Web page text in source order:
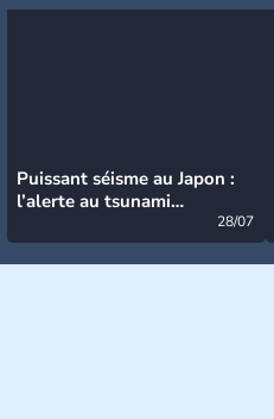
Puissant séisme au Japon :
l’alerte au tsunami
28/07